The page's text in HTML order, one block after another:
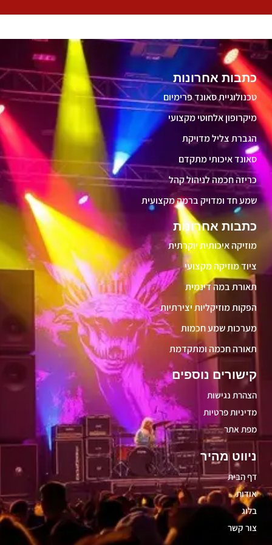
ניווט מהיר
דף הבית
אודות
בלוג
צור קשר
קישורים נוספים
הצהרת נגישות
מדיניות פרטיות
מפת אתר
כתבות אחרונות
מוזיקה איכותית יוקרתית
ציוד מוזיקה מקצועי
תאורת במה דינמית
הפקות מוזיקליות יצירתיות
מערכות שמע חכמות
תאורה חכמה ומתקדמת
כתבות אחרונות
טכנולוגיית סאונד פרימיום
מיקרופון אלחוטי מקצועי
הגברת צליל מדויקת
סאונד איכותי מתקדם
כריזה חכמה לניהול קהל
שמע חד ומדויק ברמה מקצועית